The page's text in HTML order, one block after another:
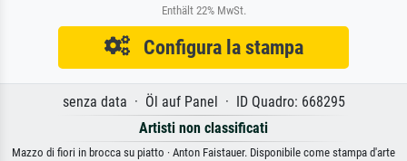
Enthält 22% MwSt.
Configura la stampa
senza data · Öl auf Panel · ID Quadro: 668295
Artisti non classificati
Mazzo di fiori in brocca su piatto · Anton Faistauer. Disponibile come stampa d'arte